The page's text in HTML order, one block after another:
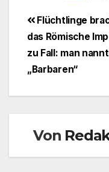
Flüchtlinge
das Römische
zu Fall: man
„Barbaren“
Von